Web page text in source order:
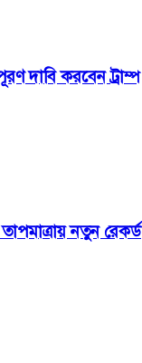
দাবি করবেন ট্রাম্প
নতুন রেকর্ড